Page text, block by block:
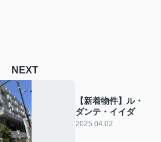
NEXT
【新着物件】ル・
ダンテ・イイダ
2025.04.02